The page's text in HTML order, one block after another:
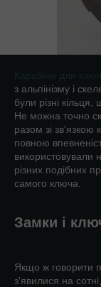
з альпінізму і
були різні
Не можна точно
разом зі зв'язкою
повною
використовували
різних подібних
самого ключа.
Замки і
Якщо ж говорити
з'явилися на